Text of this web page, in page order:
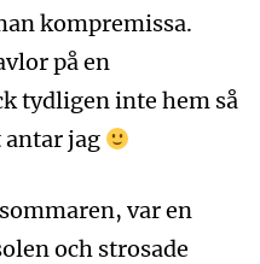
kompremissa.
på en
tydligen inte hem så
antar jag
var en
och strosade